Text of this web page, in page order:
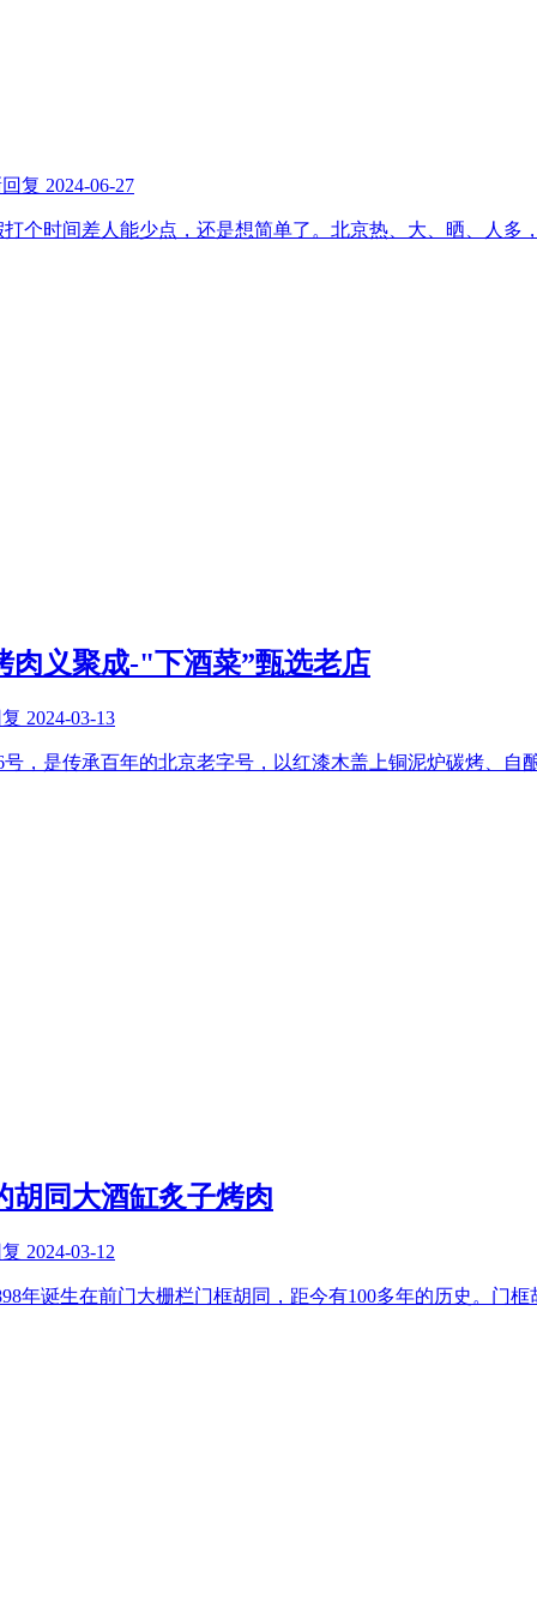
复 2024-06-27
个时间差人能少点，还是想简单了。北京热、大、晒、人多，
肉义聚成-"下酒菜”甄选老店
2024-03-13
，是传承百年的北京老字号，以红漆木盖上铜泥炉碳烤、自
胡同大酒缸炙子烤肉
2024-03-12
年诞生在前门大栅栏门框胡同，距今有100多年的历史。门框